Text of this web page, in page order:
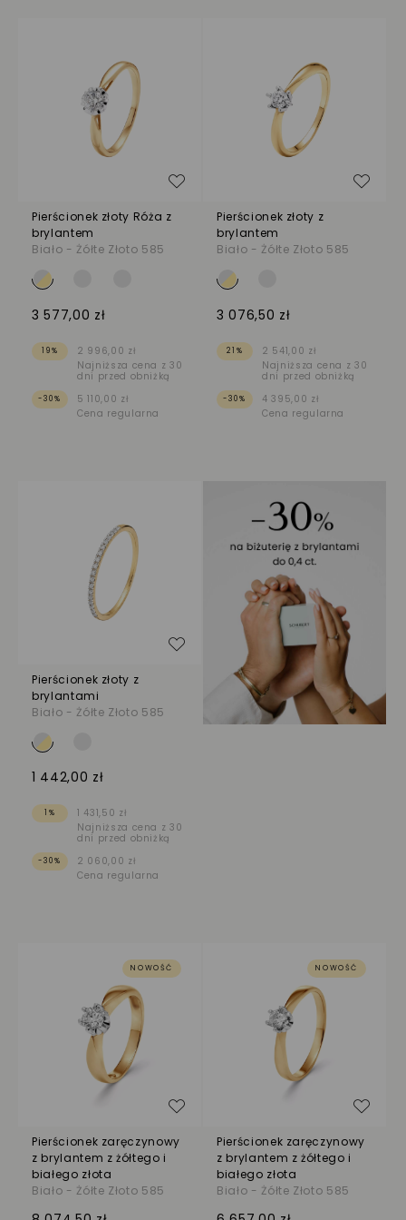
Pierścionek złoty Róża z
brylantem
Biało - Żółte Złoto 585
3 577,00 zł
19%
2 996,00 zł
Najniższa cena z 30
dni przed obniżką
-30%
5 110,00 zł
Cena regularna
Dodaj do listy życzeń
Pierścionek złoty z
brylantem
Biało - Żółte Złoto 585
3 076,50 zł
21%
2 541,00 zł
Najniższa cena z 30
dni przed obniżką
-30%
4 395,00 zł
Cena regularna
Pierścionek złoty z
brylantami
Biało - Żółte Złoto 585
1 442,00 zł
1%
1 431,50 zł
Najniższa cena z 30
dni przed obniżką
-30%
2 060,00 zł
Cena regularna
Dodaj do listy życzeń
NOWOŚĆ
Pierścionek zaręczynowy
z brylantem z żółtego i
białego złota
Biało - Żółte Złoto 585
Dodaj do listy życzeń
NOWOŚĆ
Pierścionek zaręczynowy
z brylantem z żółtego i
białego złota
Biało - Żółte Złoto 585